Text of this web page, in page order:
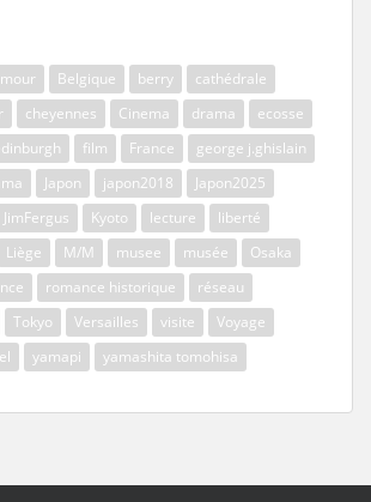
Belgique berry
cathédrale
cheyennes Cinema drama
ecosse
film France
george j.ghislain
Japon japon2018
Japon2025
JimFergus Kyoto lecture
liberté
Liège M/M musee musée
Osaka
romance historique
réseau
Tokyo Versailles visite
Voyage
yamapi yamashita tomohisa